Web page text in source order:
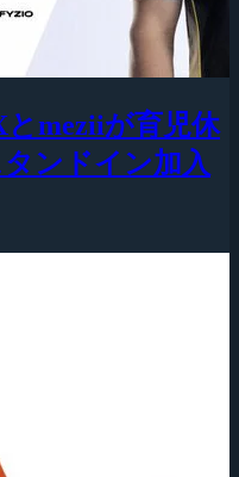
とmeziiが育児休
ンドイン加入